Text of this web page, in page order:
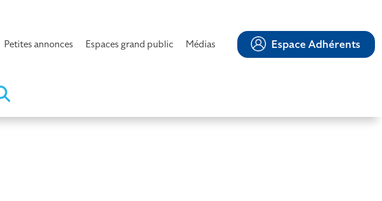
Petites annonces Espaces grand public Médias Espace Adhérents